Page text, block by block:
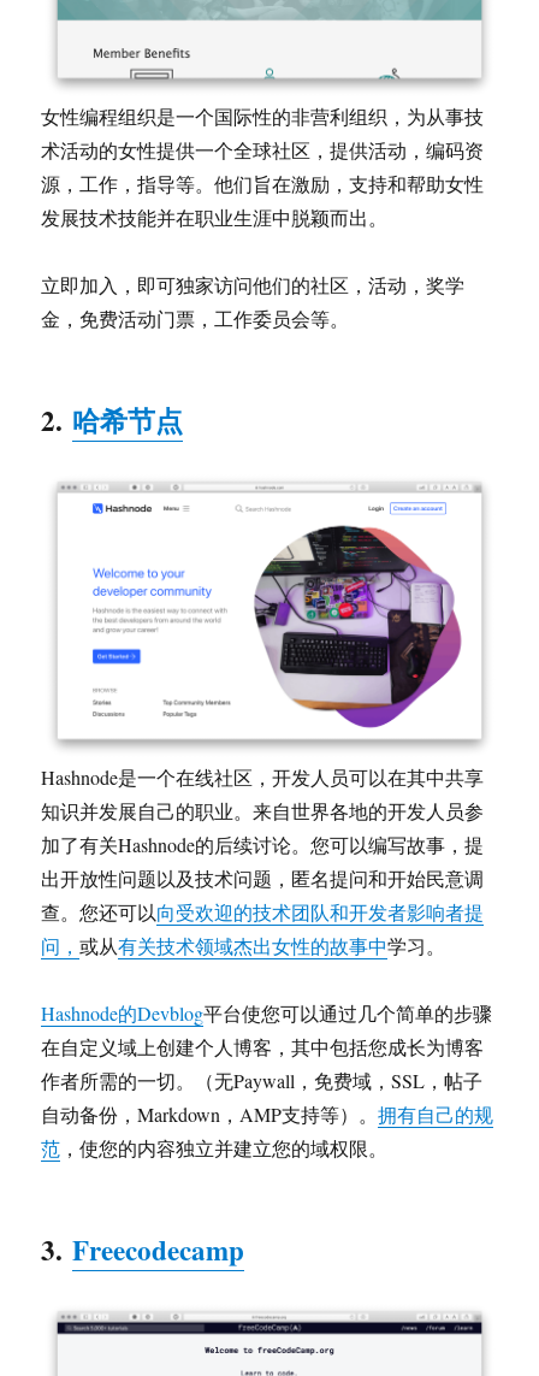
女性编程组织是一个国际性的非营利组织，为从事技
术活动的女性提供一个全球社区，提供活动，编码资
源，工作，指导等。他们旨在激励，支持和帮助女性
发展技术技能并在职业生涯中脱颖而出。
立即加入，即可独家访问他们的社区，活动，奖学
金，免费活动门票，工作委员会等。
2. 哈希节点
Hashnode是一个在线社区，开发人员可以在其中共享
知识并发展自己的职业。来自世界各地的开发人员参
加了有关Hashnode的后续讨论。您可以编写故事，提
出开放性问题以及技术问题，匿名提问和开始民意调
查。您还可以向受欢迎的技术团队和开发者影响者提
问，或从有关技术领域杰出女性的故事中学习。
Hashnode的Devblog平台使您可以通过几个简单的步骤
在自定义域上创建个人博客，其中包括您成长为博客
作者所需的一切。（无Paywall，免费域，SSL，帖子
自动备份，Markdown，AMP支持等）。拥有自己的规
范 ，使您的内容独立并建立您的域权限。
3.Freecodecamp